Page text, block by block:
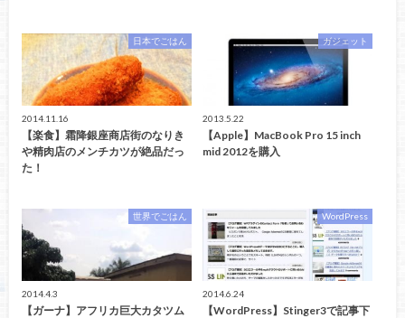
日本でごはん
2014.11.16
【楽食】霜降銀座商店街のなりき
や精肉店のメンチカツが絶品だっ
た！
ガジェット
2013.5.22
【Apple】MacBook Pro 15 inch
mid 2012を購入
世界でごはん
2014.4.3
【ガーナ】アフリカ巨大カタツム
WordPress
2014.6.24
【WordPress】Stinger3で記事下